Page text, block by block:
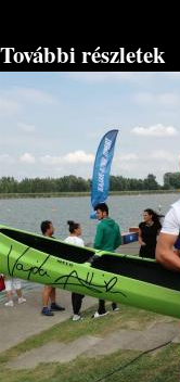
További részletek